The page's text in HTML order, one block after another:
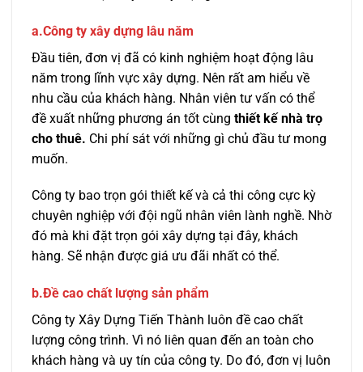
a.Công ty xây dựng lâu năm
Đầu tiên, đơn vị đã có kinh nghiệm hoạt động lâu
năm trong lĩnh vực xây dựng. Nên rất am hiểu về
nhu cầu của khách hàng. Nhân viên tư vấn có thể
đề xuất những phương án tốt cùng thiết kế nhà trọ
cho thuê. Chi phí sát với những gì chủ đầu tư mong
muốn.
Công ty bao trọn gói thiết kế và cả thi công cực kỳ
chuyên nghiệp với đội ngũ nhân viên lành nghề. Nhờ
đó mà khi đặt trọn gói xây dựng tại đây, khách
hàng. Sẽ nhận được giá ưu đãi nhất có thể.
b.Đề cao chất lượng sản phẩm
Công ty Xây Dựng Tiến Thành luôn đề cao chất
lượng công trình. Vì nó liên quan đến an toàn cho
khách hàng và uy tín của công ty. Do đó, đơn vị luôn